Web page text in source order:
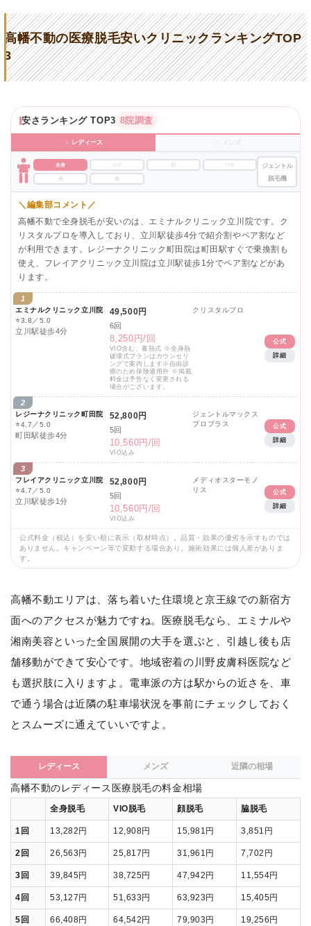
高幡不動の医療脱毛安いクリニックランキングTOP
3
安さランキング TOP3 8院調査
♀ レディース ♂ メンズ
全身 VIO ワキ
脚
ジェントル
脱毛機
＼編集部コメント／
高幡不動で全身脱毛が安いのは、エミナルクリニック立川院です。ク
リスタルプロを導入しており、立川駅徒歩4分で紹介割やペア割など
が利用できます。レジーナクリニック町田院は町田駅すぐで乗換割も
使え、フレイアクリニック立川院は立川駅徒歩1分でペア割などがあ
ります。
1
エミナルクリニック立川院
⭐3.8／5.0
立川駅徒歩4分
49,500円
6回
8,250円/回
VIO含む、蓄熱式 ※全身熱
破壊式プランはカウンセリ
ングで案内します※自由診
療のため保険適用外 ※掲載
料金は予告なく変更される
場合がございます。
クリスタルプロ
公式
詳細
2
レジーナクリニック町田院
⭐4.7／5.0
町田駅徒歩4分
52,800円
5回
10,560円/回
VIO込み
ジェントルマックス
プロプラス
公式
詳細
3
フレイアクリニック立川院
⭐4.7／5.0
立川駅徒歩1分
52,800円
5回
10,560円/回
VIO込み
メディオスターモノ
リス
公式
詳細
公式料金（税込）を安い順に表示（取材時点）。品質・効果の優劣を示すものでは
ありません。キャンペーン等で変動する場合あり。施術効果には個人差がありま
す。
高幡不動エリアは、落ち着いた住環境と京王線での新宿方
面へのアクセスが魅力ですね。医療脱毛なら、エミナルや
湘南美容といった全国展開の大手を選ぶと、引越し後も店
舗移動ができて安心です。地域密着の川野皮膚科医院など
も選択肢に入りますよ。電車派の方は駅からの近さを、車
で通う場合は近隣の駐車場状況を事前にチェックしておく
とスムーズに通えていいですよ。
レディース メンズ 近隣の相場
高幡不動のレディース医療脱毛の料金相場
全身脱毛 VIO脱毛 顔脱毛 脇脱毛
1回 13,282円 12,908円 15,981円 3,851円
2回 26,563円 25,817円 31,961円 7,702円
3回 39,845円 38,725円 47,942円 11,554円
4回 53,127円 51,633円 63,923円 15,405円
5回 66,408円 64,542円 79,903円 19,256円